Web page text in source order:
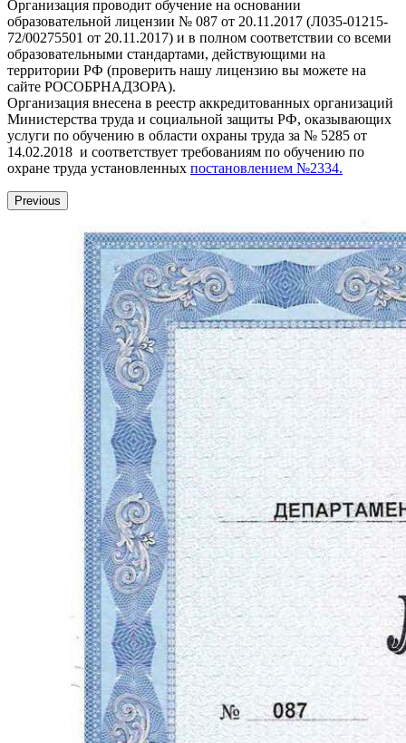
Организация проводит обучение на основании
образовательной лицензии № 087 от 20.11.2017 (Л035-01215-
72/00275501 от 20.11.2017) и в полном соответствии со всеми
образовательными стандартами, действующими на
территории РФ (проверить нашу лицензию вы можете на
сайте РОСОБРНАДЗОРА).
Организация внесена в реестр аккредитованных организаций
Министерства труда и социальной защиты РФ, оказывающих
услуги по обучению в области охраны труда за № 5285 от
14.02.2018 и соответствует требованиям по обучению по
охране труда установленных постановлением №2334.
Previous